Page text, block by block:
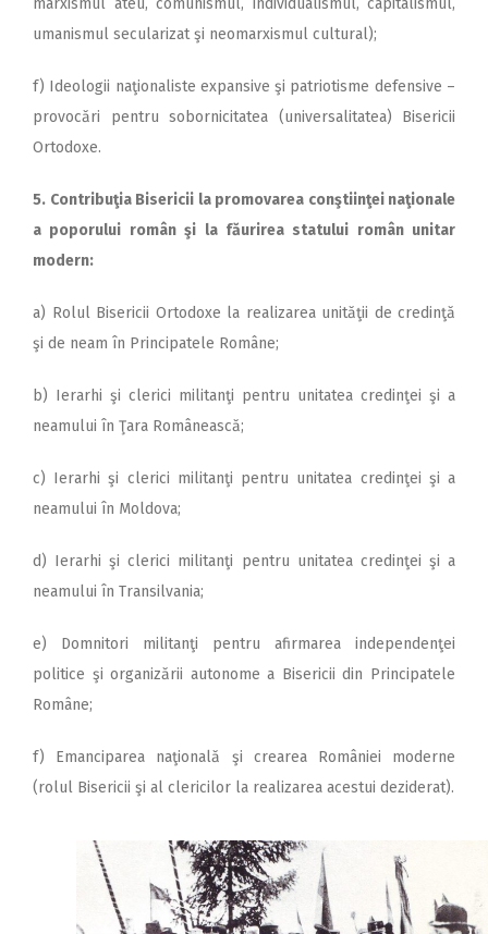
marxismul ateu, comunismul, individualismul, capitalismul,
umanismul secularizat şi neomarxismul cultural);
f) Ideologii naţionaliste expansive şi patriotisme defensive –
provocări pentru sobornicitatea (universalitatea) Bisericii
Ortodoxe.
5. Contribuţia Bisericii la promovarea conştiinţei naţionale
a poporului român şi la făurirea statului român unitar
modern:
a) Rolul Bisericii Ortodoxe la realizarea unităţii de credinţă
şi de neam în Principatele Române;
b) Ierarhi şi clerici militanţi pentru unitatea credinţei şi a
neamului în Ţara Românească;
c) Ierarhi şi clerici militanţi pentru unitatea credinţei şi a
neamului în Moldova;
d) Ierarhi şi clerici militanţi pentru unitatea credinţei şi a
neamului în Transilvania;
e) Domnitori militanţi pentru afirmarea independenţei
politice şi organizării autonome a Bisericii din Principatele
Române;
f) Emanciparea naţională şi crearea României moderne
(rolul Bisericii şi al clericilor la realizarea acestui deziderat).